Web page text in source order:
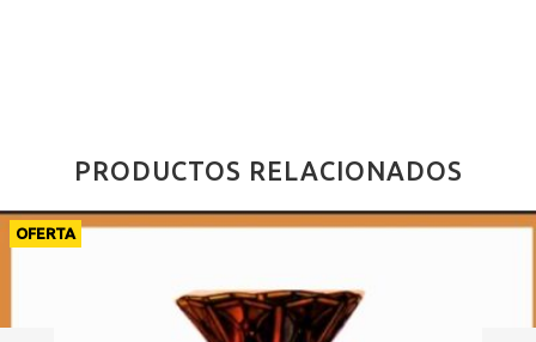
PRODUCTOS RELACIONADOS
OFERTA